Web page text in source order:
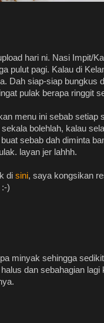
hari ni. Nasi Impit/
pulut pagi. Kalau di
Dah siap-siap bungkus
pulak berapa ringgit
menu ini sebab setiap
bolehlah, kalau
sebab dah diminta
layan jer lahhh.
di sini, saya kongsikan
)
minyak sehingga
dan sebahagian lagi